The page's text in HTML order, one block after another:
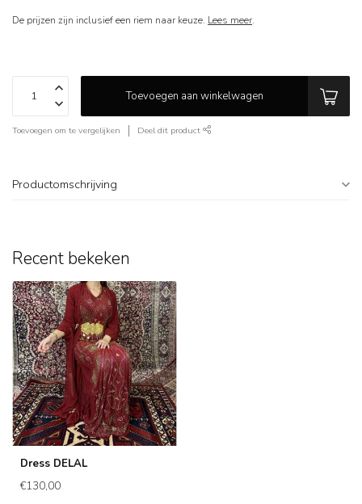
De prijzen zijn inclusief een riem naar keuze. Lees meer.
Toevoegen aan winkelwagen
Toevoegen om te vergelijken Deel dit product
Productomschrijving
Recent bekeken
Dress DELAL
€130,00